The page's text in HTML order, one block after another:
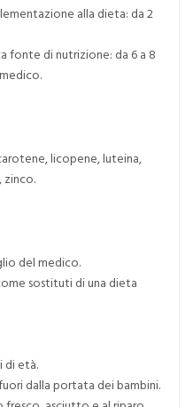
alla dieta: da 2
fonte di nutrizione: da 6 a 8
licopene, luteina,
zinco.
del medico.
sostituti di una dieta
di età.
dalla portata dei bambini.